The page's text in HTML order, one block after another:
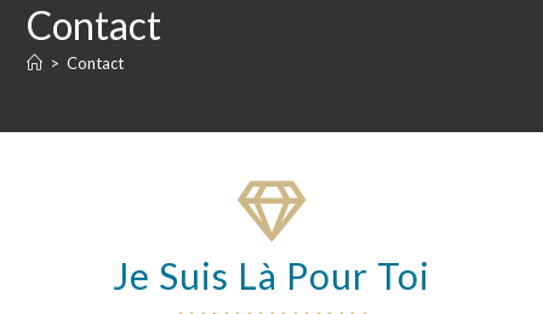
Contact
> Contact
Je Suis Là Pour Toi